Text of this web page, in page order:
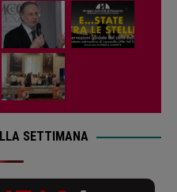
SETTIMANA